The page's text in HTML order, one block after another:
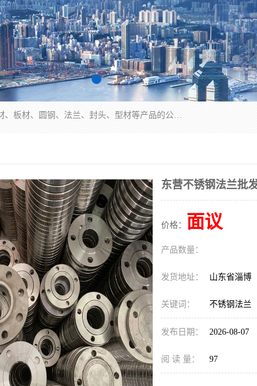
山东华钰金属材料有限公司是一家经营各种不锈钢管材、板材、圆钢、法兰、封头、型材等产品的公司；主营产品有：不锈钢管，激光切割，管件标准件，不锈钢圆钢，不锈钢人孔，不锈钢亮管，不锈钢角钢，不锈钢加工，不锈钢管子，不锈钢工业方管，不锈钢封头，不锈钢法兰，不锈钢阀门，不锈钢槽钢，不锈钢扁钢，不锈钢板等；可为客户制作各种规格的型材及不锈钢配件、非标准件及各种容器具等，能满足客户的不同采购要求。
东营不锈钢法兰批
价格： 面议
产品数量：
发货地址： 山东省淄博
关键词： 不锈钢法兰
发布日期： 2026-08-07
阅 读 量： 97